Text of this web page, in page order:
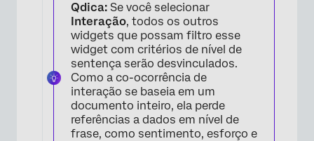
Qdica: Se você selecionar
Interação, todos os outros
widgets que possam filtro esse
widget com critérios de nível de
sentença serão desvinculados.
Como a co-ocorrência de
interação se baseia em um
documento inteiro, ela perde
referências a dados em nível de
frase, como sentimento, esforço e